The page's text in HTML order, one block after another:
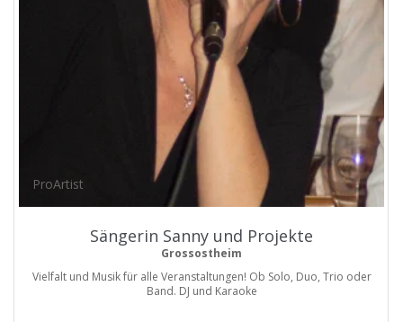
ProArtist
Sängerin Sanny und Projekte
Grossostheim
Vielfalt und Musik für alle Veranstaltungen! Ob Solo, Duo, Trio oder
Band. DJ und Karaoke